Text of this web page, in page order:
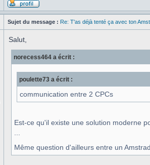
Sujet du message : Re: T'as déjà tenté ça avec ton
Salut,
norecess464 a écrit :
poulette73 a écrit :
communication entre 2 CPCs
Est-ce qu'il existe une solution moderne
Même question d'ailleurs entre un